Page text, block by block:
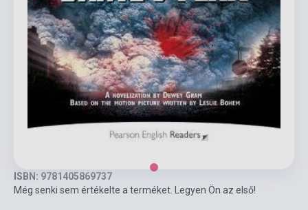
ISBN: 9781405869737
Még senki sem értékelte a terméket. Legyen Ön az első!